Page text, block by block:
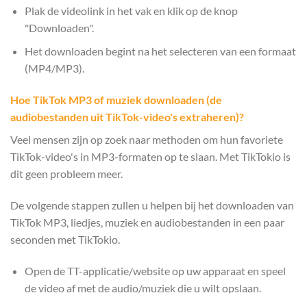
Plak de videolink in het vak en klik op de knop
"Downloaden".
Het downloaden begint na het selecteren van een formaat
(MP4/MP3).
Hoe TikTok MP3 of muziek downloaden (de
audiobestanden uit TikTok-video's extraheren)?
Veel mensen zijn op zoek naar methoden om hun favoriete
TikTok-video's in MP3-formaten op te slaan. Met TikTokio is
dit geen probleem meer.
De volgende stappen zullen u helpen bij het downloaden van
TikTok MP3, liedjes, muziek en audiobestanden in een paar
seconden met TikTokio.
Open de TT-applicatie/website op uw apparaat en speel
de video af met de audio/muziek die u wilt opslaan.